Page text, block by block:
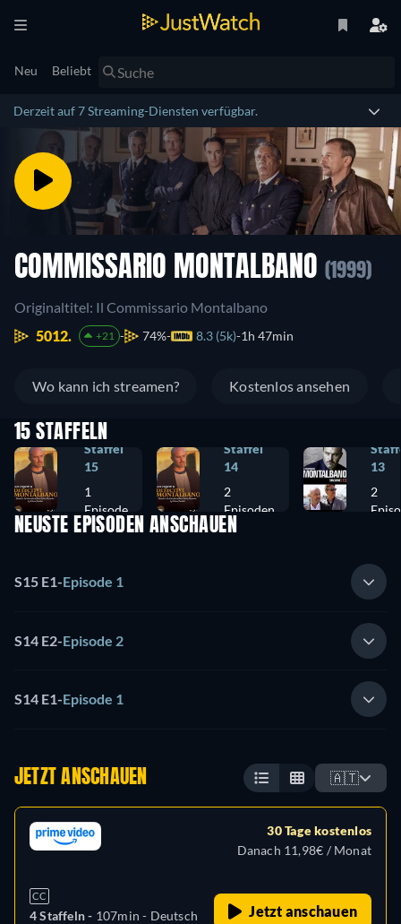
Neu Beliebt
Derzeit auf 7 Streaming-Diensten verfügbar.
COMMISSARIO MONTALBANO (1999)
Originaltitel: Il Commissario Montalbano
5012.
+21 74% 8.3 (5k) 1h 47min
Wo kann ich streamen? Kostenlos ansehen
15 STAFFELN
Staffel
15
1
Episode
Staffel
14
2
Episoden
13
2
NEUSTE EPISODEN ANSCHAUEN
S15 E1-Episode 1
S14 E2-Episode 2
S14 E1-Episode 1
JETZT ANSCHAUEN 🇦🇹
CC
4 Staffeln - 107min - Deutsch
30 Tage kostenlos
Danach 11,98€ / Monat
Jetzt anschauen